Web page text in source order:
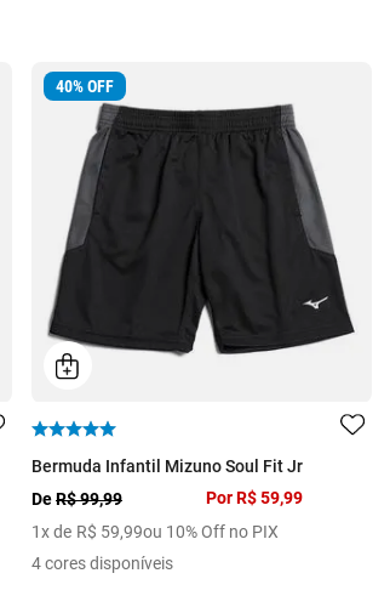
40%OFF
Bermuda Infantil Mizuno Soul Fit Jr
DeR$ 99,99
1x de R$ 59,99ou 10% Off no PIX
Por R$ 59,99
4 cores disponíveis